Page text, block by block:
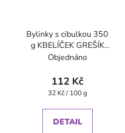
Bylinky s cibulkou 350
g KBELÍČEK GREŠÍK
Dobré koření
Objednáno
112 Kč
Měrná
32 Kč / 100 g
DETAIL